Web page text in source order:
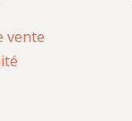
vente